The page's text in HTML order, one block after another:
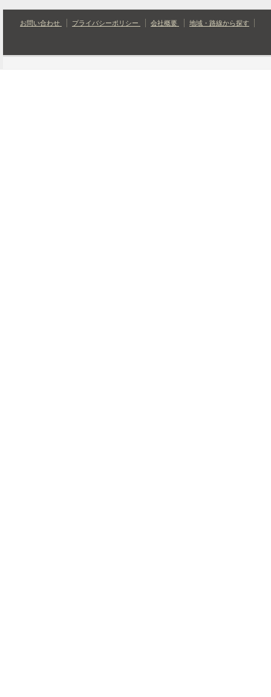
お問い合わせ プライバシーポリシー 会社概要 地域・路線から探す